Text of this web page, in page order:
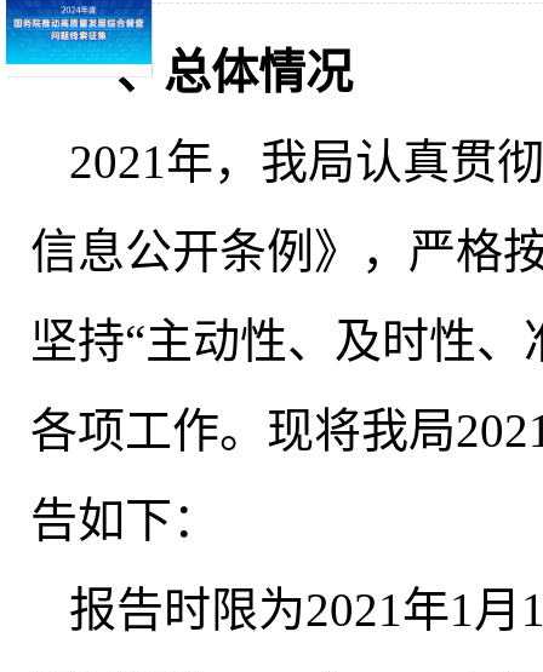
一、总体情况
2021年， 我局认真贯
信息公开条例》，严格
坚持“主动性、及时性
各项工作。 现将我局
告如下：
报告时限为2021年1月